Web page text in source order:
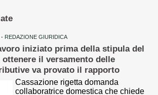
- REDAZIONE GIURIDICA
iniziato prima della stipula del
il versamento delle
va provato il rapporto
Cassazione rigetta domanda
collaboratrice domestica che chiede